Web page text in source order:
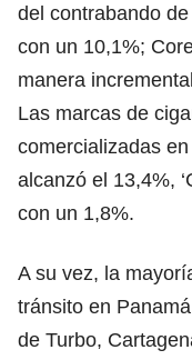
del contrabando
con un 10,1%;
manera
Las marcas de
comercializadas en
alcanzó el 13,4%,
con un 1,8%.
A su vez, la
tránsito en
de Turbo,